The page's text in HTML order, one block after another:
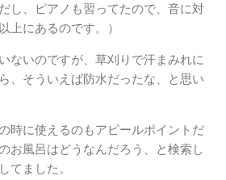
し、ピアノも習ってたので、音に対
上にあるのです。）
ないのですが、草刈りで汗まみれに
、そういえば防水だったな、と思い
時に使えるのもアピールポイントだ
お風呂はどうなんだろう、と検索し
てました。